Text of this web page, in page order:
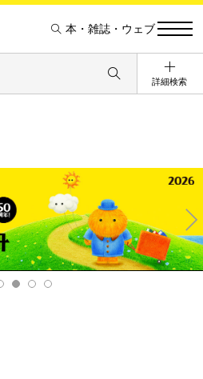
本・雑誌・ウェブ
詳細検索
Ne
xt